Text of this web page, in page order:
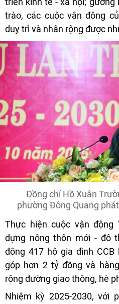
trào, các cuộc vận động
duy trì và nhân rộng được
Đồng chí Hồ Xuân
phường Đông Quang
Thực hiện cuộc vận động
dựng nông thôn mới - đô
động 417 hộ gia đình
góp hơn 2 tỷ đồng và
rộng đường giao thông, hè
Nhiệm kỳ 2025-2030, với